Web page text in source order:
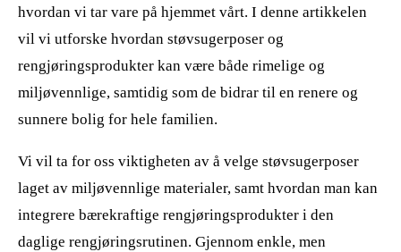
hvordan vi tar vare på hjemmet vårt. I denne artikkelen
vil vi utforske hvordan støvsugerposer og
rengjøringsprodukter kan være både rimelige og
miljøvennlige, samtidig som de bidrar til en renere og
sunnere bolig for hele familien.
Vi vil ta for oss viktigheten av å velge støvsugerposer
laget av miljøvennlige materialer, samt hvordan man kan
integrere bærekraftige rengjøringsprodukter i den
daglige rengjøringsrutinen. Gjennom enkle, men